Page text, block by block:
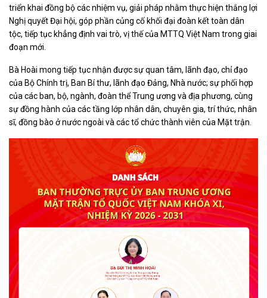
triển khai đồng bộ các nhiệm vụ, giải pháp nhằm thực hiện thắng lợi
Nghị quyết Đại hội, góp phần củng cố khối đại đoàn kết toàn dân
tộc, tiếp tục khẳng định vai trò, vị thế của MTTQ Việt Nam trong giai
đoạn mới.
Bà Hoài mong tiếp tục nhận được sự quan tâm, lãnh đạo, chỉ đạo
của Bộ Chính trị, Ban Bí thư, lãnh đạo Đảng, Nhà nước; sự phối hợp
của các ban, bộ, ngành, đoàn thể Trung ương và địa phương, cùng
sự đồng hành của các tầng lớp nhân dân, chuyên gia, trí thức, nhân
sĩ, đồng bào ở nước ngoài và các tổ chức thành viên của Mặt trận.